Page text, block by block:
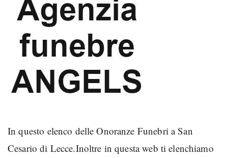
In questo elenco delle Onoranze Funebri a San
Cesario di Lecce.Inoltre in questa web ti elenchiamo